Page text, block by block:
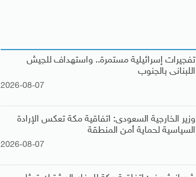
تفجيرات إسرائيلية مستمرة.. واستهداف للجيش
اللبنانى بالجنوب
2026-08-07
وزير الخارجية السعودى: اتفاقية مكة تعكس الإرادة
السياسية لحماية أمن المنطقة
2026-08-07